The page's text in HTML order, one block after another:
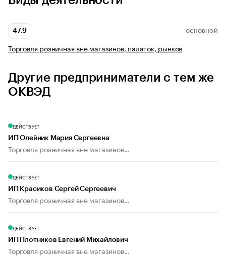
47.9 ОСНОВНОЙ
Торговля розничная вне магазинов, палаток, рынков
Другие предприниматели с тем же
ОКВЭД
ДЕЙСТВУЕТ
ИП Олейник Мария Сергеевна
Торговля розничная вне магазинов...
ДЕЙСТВУЕТ
ИП Красиков Сергей Сергеевич
Торговля розничная вне магазинов...
ДЕЙСТВУЕТ
ИП Плотников Евгений Михайлович
Торговля розничная вне магазинов...